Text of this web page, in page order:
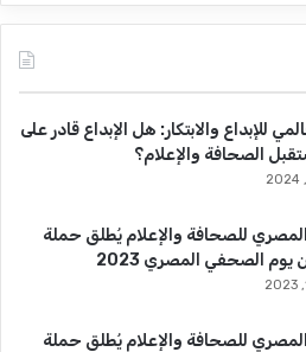
للإبداع والابتكار: هل الإبداع قادر على
الصحافة والإعلام؟
للصحافة والإعلام يُطلق حملة
الصحفي المصري 2023
للصحافة والإعلام يُطلق حملة